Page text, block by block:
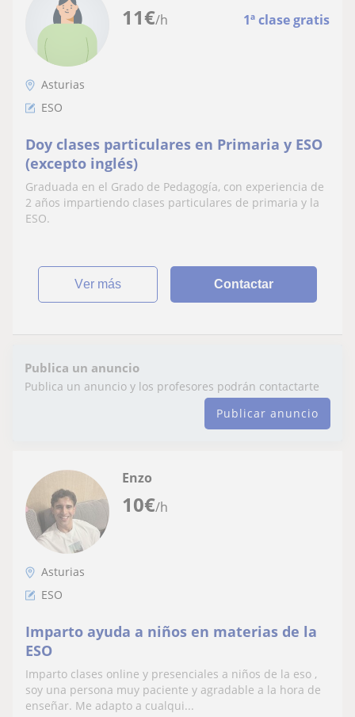
11€/h 1ª clase gratis
Asturias
ESO
Doy clases particulares en Primaria y ESO
(excepto inglés)
Graduada en el Grado de Pedagogía, con experiencia de
2 años impartiendo clases particulares de primaria y la
ESO.
ver más Contactar
Publica un anuncio
Publica un anuncio y los profesores podrán contactarte
Publicar anuncio
10€/h
Enzo
Asturias
ESO
Imparto ayuda a niños en materias de la
ESO
Imparto clases online y presenciales a niños de la eso ,
soy una persona muy paciente y agradable a la hora de
enseñar. Me adapto a cualqui...